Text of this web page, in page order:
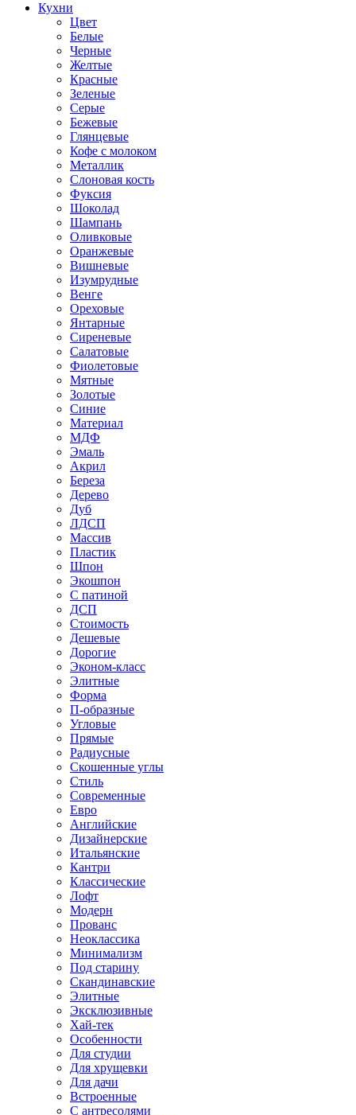
Кухни
Цвет
Белые
Черные
Желтые
Красные
Зеленые
Серые
Бежевые
Глянцевые
Кофе с молоком
Металлик
Слоновая кость
Фуксия
Шоколад
Шампань
Оливковые
Оранжевые
Вишневые
Изумрудные
Венге
Ореховые
Янтарные
Сиреневые
Салатовые
Фиолетовые
Мятные
Золотые
Синие
Материал
МДФ
Эмаль
Акрил
Береза
Дерево
Дуб
ЛДСП
Массив
Пластик
Шпон
Экошпон
С патиной
ДСП
Стоимость
Дешевые
Дорогие
Эконом-класс
Элитные
Форма
П-образные
Угловые
Прямые
Радиусные
Скошенные углы
Стиль
Современные
Евро
Английские
Дизайнерские
Итальянские
Кантри
Классические
Лофт
Модерн
Прованс
Неоклассика
Минимализм
Под старину
Скандинавские
Элитные
Эксклюзивные
Хай-тек
Особенности
Для студии
Для хрущевки
Для дачи
Встроенные
С антресолями